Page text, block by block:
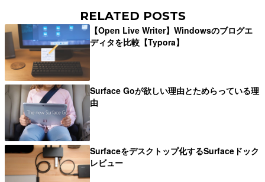
RELATED POSTS
【Open Live Writer】Windowsのブログエ
ディタを比較【Typora】
Surface Goが欲しい理由とためらっている理
由
Surfaceをデスクトップ化するSurfaceドック
レビュー